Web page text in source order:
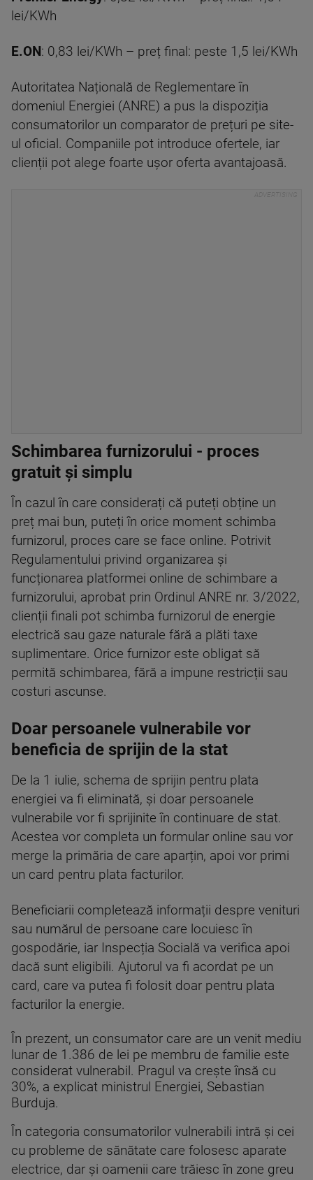
lei/KWh
E.ON: 0,83 lei/KWh – preț final: peste 1,5 lei/KWh
Autoritatea Națională de Reglementare în
domeniul Energiei (ANRE) a pus la dispoziția
consumatorilor un comparator de prețuri pe site-
ul oficial. Companiile pot introduce ofertele, iar
clienții pot alege foarte ușor oferta avantajoasă.
Schimbarea furnizorului - proces
gratuit și simplu
În cazul în care considerați că puteți obține un
preț mai bun, puteți în orice moment schimba
furnizorul, proces care se face online. Potrivit
Regulamentului privind organizarea și
funcționarea platformei online de schimbare a
furnizorului, aprobat prin Ordinul ANRE nr. 3/2022,
clienții finali pot schimba furnizorul de energie
electrică sau gaze naturale fără a plăti taxe
suplimentare. Orice furnizor este obligat să
permită schimbarea, fără a impune restricții sau
costuri ascunse.
Doar persoanele vulnerabile vor
beneficia de sprijin de la stat
De la 1 iulie, schema de sprijin pentru plata
energiei va fi eliminată, și doar persoanele
vulnerabile vor fi sprijinite în continuare de stat.
Acestea vor completa un formular online sau vor
merge la primăria de care aparțin, apoi vor primi
un card pentru plata facturilor.
Beneficiarii completează informații despre venituri
sau numărul de persoane care locuiesc în
gospodărie, iar Inspecția Socială va verifica apoi
dacă sunt eligibili. Ajutorul va fi acordat pe un
card, care va putea fi folosit doar pentru plata
facturilor la energie.
În prezent, un consumator care are un venit mediu
lunar de 1.386 de lei pe membru de familie este
considerat vulnerabil. Pragul va crește însă cu
30%, a explicat ministrul Energiei, Sebastian
Burduja.
În categoria consumatorilor vulnerabili intră și cei
cu probleme de sănătate care folosesc aparate
electrice, dar și oamenii care trăiesc în zone greu